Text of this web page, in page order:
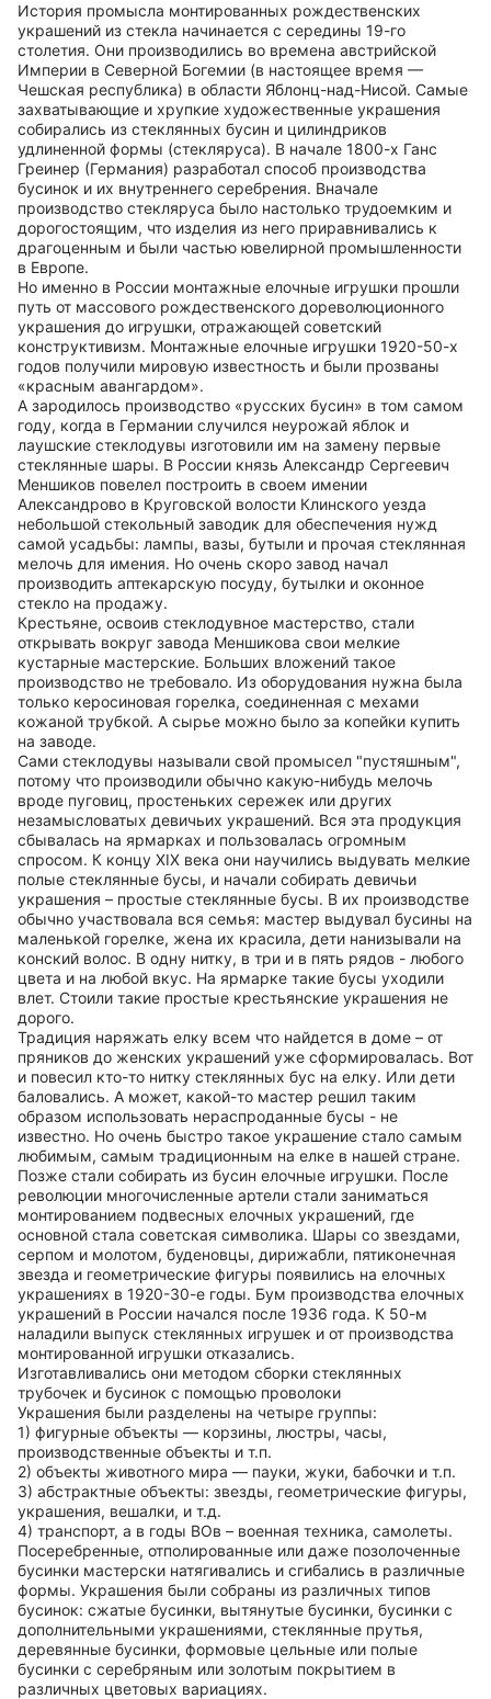
История промысла монтированных рождественских
украшений из стекла начинается с середины 19-го
столетия. Они производились во времена австрийской
Империи в Северной Богемии (в настоящее время —
Чешская республика) в области Яблонц-над-Нисой. Самые
захватывающие и хрупкие художественные украшения
собирались из стеклянных бусин и цилиндриков
удлиненной формы (стекляруса). В начале 1800-х Ганс
Греинер (Германия) разработал способ производства
бусинок и их внутреннего серебрения. Вначале
производство стекляруса было настолько трудоемким и
дорогостоящим, что изделия из него приравнивались к
драгоценным и были частью ювелирной промышленности
в Европе.
Но именно в России монтажные елочные игрушки прошли
путь от массового рождественского дореволюционного
украшения до игрушки, отражающей советский
конструктивизм. Монтажные елочные игрушки 1920-50-х
годов получили мировую известность и были прозваны
«красным авангардом».
А зародилось производство «русских бусин» в том самом
году, когда в Германии случился неурожай яблок и
лаушские стеклодувы изготовили им на замену первые
стеклянные шары. В России князь Александр Сергеевич
Меншиков повелел построить в своем имении
Александрово в Круговской волости Клинского уезда
небольшой стекольный заводик для обеспечения нужд
самой усадьбы: лампы, вазы, бутыли и прочая стеклянная
мелочь для имения. Но очень скоро завод начал
производить аптекарскую посуду, бутылки и оконное
стекло на продажу.
Крестьяне, освоив стеклодувное мастерство, стали
открывать вокруг завода Меншикова свои мелкие
кустарные мастерские. Больших вложений такое
производство не требовало. Из оборудования нужна была
только керосиновая горелка, соединенная с мехами
кожаной трубкой. А сырье можно было за копейки купить
на заводе.
Сами стеклодувы называли свой промысел "пустяшным",
потому что производили обычно какую-нибудь мелочь
вроде пуговиц, простеньких сережек или других
незамысловатых девичьих украшений. Вся эта продукция
сбывалась на ярмарках и пользовалась огромным
спросом. К концу XIX века они научились выдувать мелкие
полые стеклянные бусы, и начали собирать девичьи
украшения – простые стеклянные бусы. В их производстве
обычно участвовала вся семья: мастер выдувал бусины на
маленькой горелке, жена их красила, дети нанизывали на
конский волос. В одну нитку, в три и в пять рядов - любого
цвета и на любой вкус. На ярмарке такие бусы уходили
влет. Стоили такие простые крестьянские украшения не
дорого.
Традиция наряжать елку всем что найдется в доме – от
пряников до женских украшений уже сформировалась. Вот
и повесил кто-то нитку стеклянных бус на елку. Или дети
баловались. А может, какой-то мастер решил таким
образом использовать нераспроданные бусы - не
известно. Но очень быстро такое украшение стало самым
любимым, самым традиционным на елке в нашей стране.
Позже стали собирать из бусин елочные игрушки. После
революции многочисленные артели стали заниматься
монтированием подвесных елочных украшений, где
основной стала советская символика. Шары со звездами,
серпом и молотом, буденовцы, дирижабли, пятиконечная
звезда и геометрические фигуры появились на елочных
украшениях в 1920-30-е годы. Бум производства елочных
украшений в России начался после 1936 года. К 50-м
наладили выпуск стеклянных игрушек и от производства
монтированной игрушки отказались.
Изготавливались они методом сборки стеклянных
трубочек и бусинок с помощью проволоки
Украшения были разделены на четыре группы:
1) фигурные объекты — корзины, люстры, часы,
производственные объекты и т.п.
2) объекты животного мира — пауки, жуки, бабочки и т.п.
3) абстрактные объекты: звезды, геометрические фигуры,
украшения, вешалки, и т.д.
4) транспорт, а в годы ВОв – военная техника, самолеты.
Посеребренные, отполированные или даже позолоченные
бусинки мастерски натягивались и сгибались в различные
формы. Украшения были собраны из различных типов
бусинок: сжатые бусинки, вытянутые бусинки, бусинки с
дополнительными украшениями, стеклянные прутья,
деревянные бусинки, формовые цельные или полые
бусинки с серебряным или золотым покрытием в
различных цветовых вариациях.